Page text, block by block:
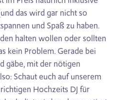
das wird gar nicht so
und Spaß zu haben.
halten wollen oder sollten
kein Problem. Gerade bei
gäbe, mit der nötigen
Schaut euch auf unserem
Hochzeits DJ für